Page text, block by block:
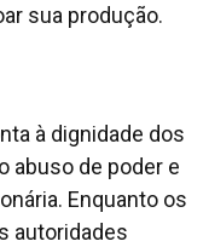
sua produção.
à dignidade dos
abuso de poder e
Enquanto os
autoridades